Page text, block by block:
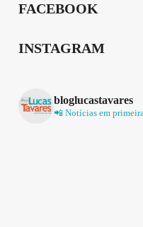
FACEBOOK
INSTAGRAM
bloglucastavares
📲 Notícias em